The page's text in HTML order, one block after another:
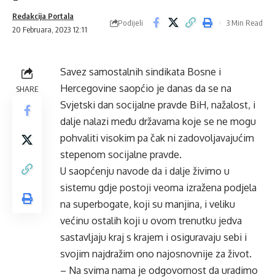
20 Februara, 2023 12:11
Redakcija Portala
Podijeli 3 Min Read
SHARE
Savez samostalnih sindikata Bosne i
Hercegovine saopćio je danas da se na
Svjetski dan socijalne pravde BiH, nažalost, i
dalje nalazi među državama koje se ne mogu
pohvaliti visokim pa čak ni zadovoljavajućim
stepenom socijalne pravde.
U saopćenju navode da i dalje živimo u
sistemu gdje postoji veoma izražena podjela
na superbogate, koji su manjina, i veliku
većinu ostalih koji u ovom trenutku jedva
sastavljaju kraj s krajem i osiguravaju sebi i
svojim najdražim ono najosnovnije za život.
– Na svima nama je odgovornost da uradimo